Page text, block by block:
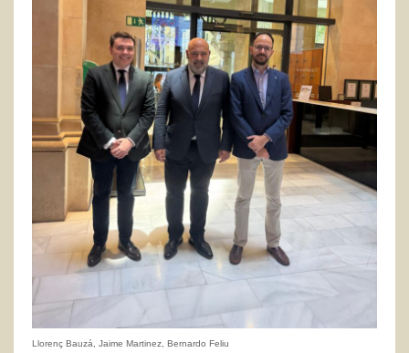
Llorenç Bauzá, Jaime Martinez, Bernardo Feliu